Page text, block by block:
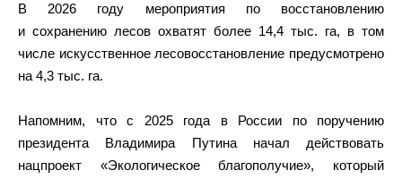
В 2026 году мероприятия по восстановлению
и сохранению лесов охватят более 14,4 тыс. га, в том
числе искусственное лесовосстановление предусмотрено
на 4,3 тыс. га.
Напомним, что с 2025 года в России по поручению
президента Владимира Путина начал действовать
нацпроект «Экологическое благополучие», который